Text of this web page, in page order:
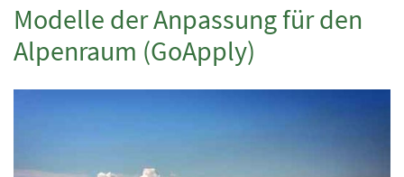
Modelle der Anpassung für den
Alpenraum (GoApply)